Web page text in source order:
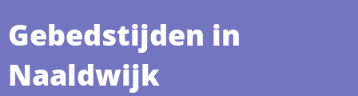
Gebedstijden in
Naaldwijk